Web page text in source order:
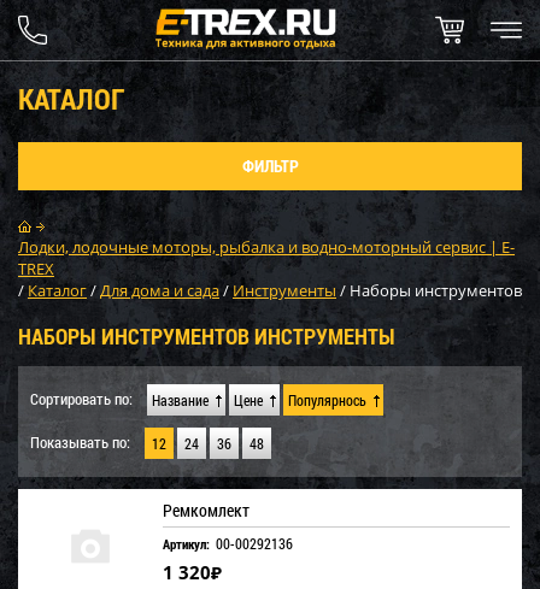
КАТАЛОГ
ФИЛЬТР
Лодки, лодочные моторы, рыбалка и водно-моторный сервис | E-
TREX
/ Каталог/Для дома и сада/ Инструменты / Наборы инструментов
НАБОРЫ ИНСТРУМЕНТОВ ИНСТРУМЕНТЫ
Сортировать по: Название Цене Популярнось
Показывать по: 12 24 36 48
Ремкомлект
Артикул: 00-00292136
1 320₽